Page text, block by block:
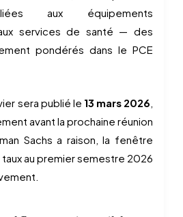
aux équipements
services de santé — des
pondérés dans le PCE
sera publié le 13 mars 2026,
avant la prochaine réunion
Sachs a raison, la fenêtre
au premier semestre 2026